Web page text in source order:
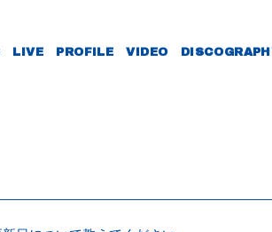
LIVE PROFILE VIDEO